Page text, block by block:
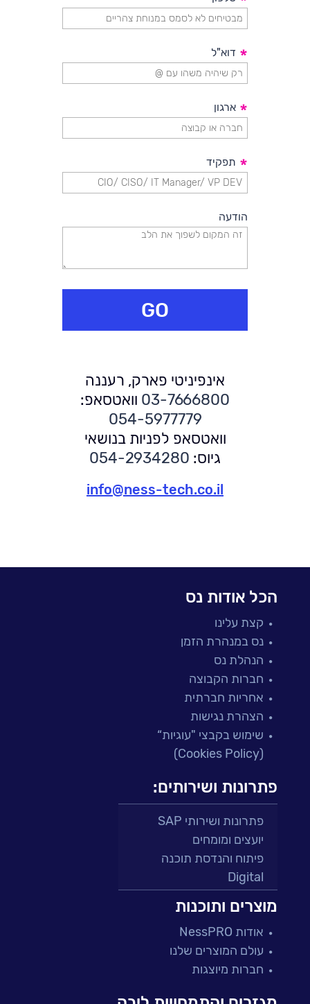
דוא"ל *
ארגון *
תפקיד *
הודעה
GO
אינפיניטי פארק, רעננה
03-7666800 וואטסאפ:
054-5977779
וואטסאפ לפניות בנושאי
גיוס: 054-2934280
info@ness-tech.co.il
הכל אודות נס
קצת עלינו
נס במנהרת הזמן
הנהלת נס
חברות הקבוצה
אחריות חברתית
הצהרת נגישות
שימוש בקבצי "עוגיות“
(Cookies Policy)
פתרונות ושירותים:
פתרונות ושירותי SAP
יועצים ומומחים
פיתוח והנדסת תוכנה
Digital
פתרונות למגזר הפיננסי
מיקור חוץ ושירותים מנוהלים
בדיקות והבטחת איכות
עולמות הענן
מוצרים ותוכנות
אודות NessPRO
עולם המוצרים שלנו
חברות מיוצגות